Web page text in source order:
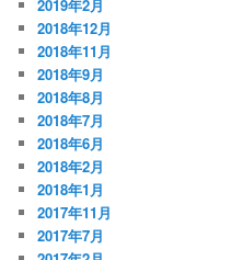
2019年2月
2018年12月
2018年11月
2018年9月
2018年8月
2018年7月
2018年6月
2018年2月
2018年1月
2017年11月
2017年7月